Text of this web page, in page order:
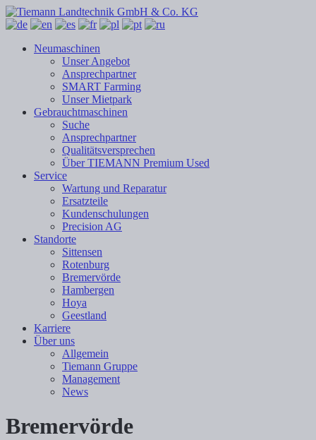
Neumaschinen
Unser Angebot
Ansprechpartner
SMART Farming
Unser Mietpark
Gebrauchtmaschinen
Suche
Ansprechpartner
Qualitätsversprechen
Über TIEMANN Premium Used
Service
Wartung und Reparatur
Ersatzteile
Kundenschulungen
Precision AG
Standorte
Sittensen
Rotenburg
Bremervörde
Hambergen
Hoya
Geestland
Karriere
Über uns
Allgemein
Tiemann Gruppe
Management
News
Bremervörde